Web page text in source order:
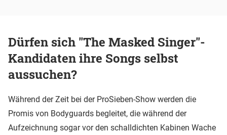
Dürfen sich "The Masked Singer"-
Kandidaten ihre Songs selbst
aussuchen?
Während der Zeit bei der ProSieben-Show werden die
Promis von Bodyguards begleitet, die während der
Aufzeichnung sogar vor den schalldichten Kabinen Wache